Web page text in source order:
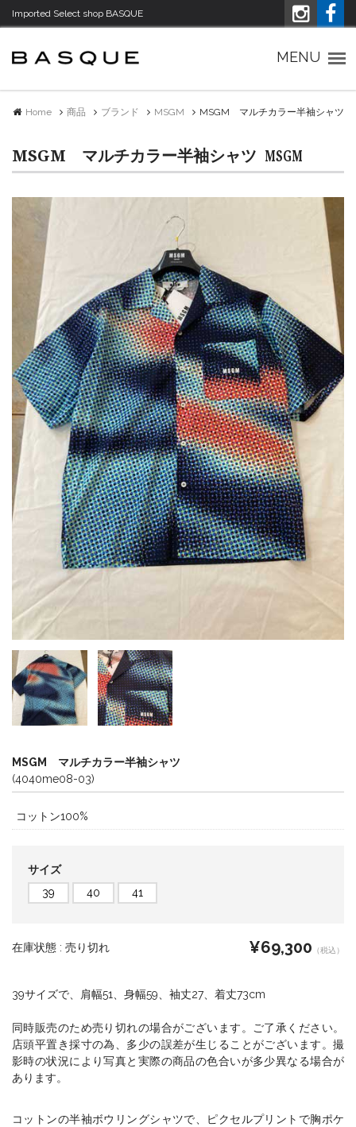
Imported Select shop BASQUE
MENU
Home 商品 ブランド MSGM MSGM マルチカラー半袖シャツ
MSGM マルチカラー半袖シャツ MSGM
MSGM マルチカラー半袖シャツ
(4040me08-03)
コットン100%
サイズ
39
40 41
在庫状態 : 売り切れ ¥69,300 （税込）
39サイズで、肩幅51、身幅59、袖丈27、着丈73cm
同時販売のため売り切れの場合がございます。ご了承ください。
店頭平置き採寸の為、多少の誤差が生じることがございます。撮
影時の状況により写真と実際の商品の色合いが多少異なる場合が
あります。
コットンの半袖ボウリングシャツで、ピクセルプリントで胸ポケ